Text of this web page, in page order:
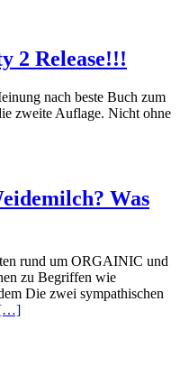
2 Release!!!
nach beste Buch zum
zweite Auflage. Nicht ohne
Was
rund um ORGAINIC und
zu Begriffen wie
Die zwei sympathischen